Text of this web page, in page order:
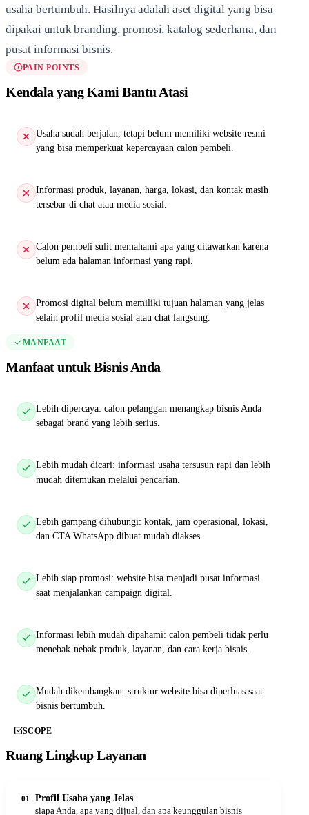
usaha bertumbuh. Hasilnya adalah aset digital yang bisa
dipakai untuk branding, promosi, katalog sederhana, dan
pusat informasi bisnis.
PAIN POINTS
Kendala yang Kami Bantu Atasi
Usaha sudah berjalan, tetapi belum memiliki website resmi
yang bisa memperkuat kepercayaan calon pembeli.
Informasi produk, layanan, harga, lokasi, dan kontak masih
tersebar di chat atau media sosial.
Calon pembeli sulit memahami apa yang ditawarkan karena
belum ada halaman informasi yang rapi.
Promosi digital belum memiliki tujuan halaman yang jelas
selain profil media sosial atau chat langsung.
MANFAAT
Manfaat untuk Bisnis Anda
Lebih dipercaya: calon pelanggan menangkap bisnis Anda
sebagai brand yang lebih serius.
Lebih mudah dicari: informasi usaha tersusun rapi dan lebih
mudah ditemukan melalui pencarian.
Lebih gampang dihubungi: kontak, jam operasional, lokasi,
dan CTA WhatsApp dibuat mudah diakses.
Lebih siap promosi: website bisa menjadi pusat informasi
saat menjalankan campaign digital.
Informasi lebih mudah dipahami: calon pembeli tidak perlu
menebak-nebak produk, layanan, dan cara kerja bisnis.
Mudah dikembangkan: struktur website bisa diperluas saat
bisnis bertumbuh.
SCOPE
Ruang Lingkup Layanan
01 Profil Usaha yang Jelas
siapa Anda, apa yang dijual, dan apa keunggulan bisnis